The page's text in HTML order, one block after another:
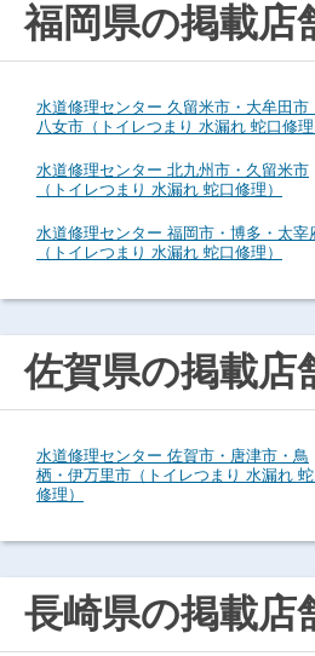
福岡県の掲載店
水道修理センター 久留米市・大牟田市
八女市（トイレつまり 水漏れ 蛇口修理
水道修理センター 北九州市・久留米市
（トイレつまり 水漏れ 蛇口修理）
水道修理センター 福岡市・博多・太宰
（トイレつまり 水漏れ 蛇口修理）
佐賀県の掲載店
水道修理センター 佐賀市・唐津市・鳥
栖・伊万里市（トイレつまり 水漏れ 蛇
修理）
長崎県の掲載店